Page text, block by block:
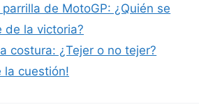
de MotoGP: ¿Quién se
de la victoria?
costura: ¿Tejer o no tejer?
la cuestión!